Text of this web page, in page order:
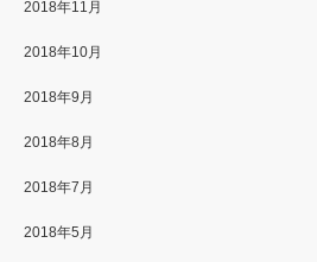
2018年11月
2018年10月
2018年9月
2018年8月
2018年7月
2018年5月